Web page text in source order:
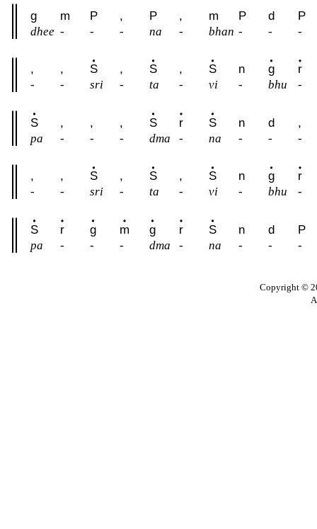
g m P , P , m P d P
dhee - - - na - bhan - - -
, , S , S , S n g r
- - sri - ta - vi - bhu -
S , , , S r S n d ,
pa - - - dma - na - - -
, , S , S , S n g r
- - sri - ta - vi - bhu -
S r g m g r S n d P
pa - - - dma - na - - -
Copyright ©